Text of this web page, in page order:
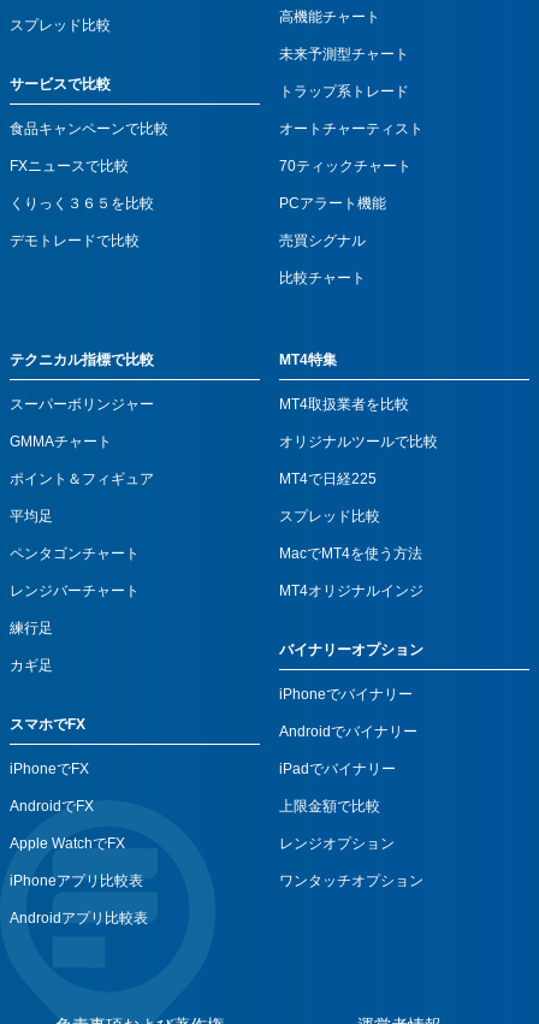
スプレッド比較
サービスで比較
食品キャンペーンで比較
FXニュースで比較
くりっく３６５を比較
デモトレードで比較
高機能チャート
未来予測型チャート
トラップ系トレード
オートチャーティスト
70ティックチャート
PCアラート機能
売買シグナル
比較チャート
テクニカル指標で比較
スーパーボリンジャー
GMMAチャート
ポイント＆フィギュア
平均足
ペンタゴンチャート
レンジバーチャート
練行足
カギ足
スマホでFX
iPhoneでFX
AndroidでFX
Apple WatchでFX
iPhoneアプリ比較表
Androidアプリ比較表
MT4特集
MT4取扱業者を比較
オリジナルツールで比較
MT4で日経225
スプレッド比較
MacでMT4を使う方法
MT4オリジナルインジ
バイナリーオプション
iPhoneでバイナリー
Androidでバイナリー
iPadでバイナリー
上限金額で比較
レンジオプション
ワンタッチオプション